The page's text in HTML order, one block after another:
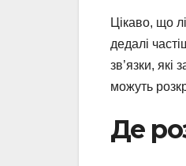
Цікаво, що
дедалі
зв’язки, які
можуть
Де